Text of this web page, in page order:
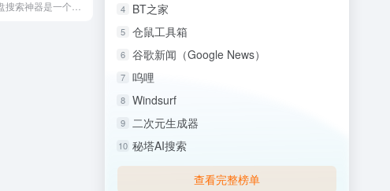
4 BT之家
5 仓鼠工具箱
6 谷歌新闻（Google News）
7 呜哩
8 Windsurf
9 二次元生成器
10 秘塔AI搜索
查看完整榜单